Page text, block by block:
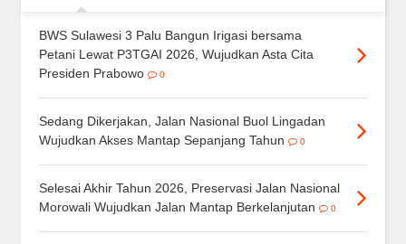
BWS Sulawesi 3 Palu Bangun Irigasi bersama
Petani Lewat P3TGAI 2026, Wujudkan Asta Cita
Presiden Prabowo
0
Sedang Dikerjakan, Jalan Nasional Buol Lingadan
Wujudkan Akses Mantap Sepanjang Tahun
0
Selesai Akhir Tahun 2026, Preservasi Jalan Nasional
Morowali Wujudkan Jalan Mantap Berkelanjutan
0